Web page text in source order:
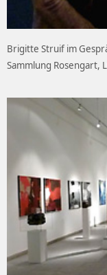
Brigitte Struif im
Sammlung Rosengart,